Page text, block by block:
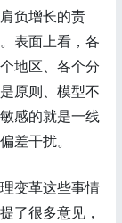
负增长的责
表面上看，各
地区、各个分
原则、模型不
感的就是一线
差干扰。
变革这些事情
了很多意见，